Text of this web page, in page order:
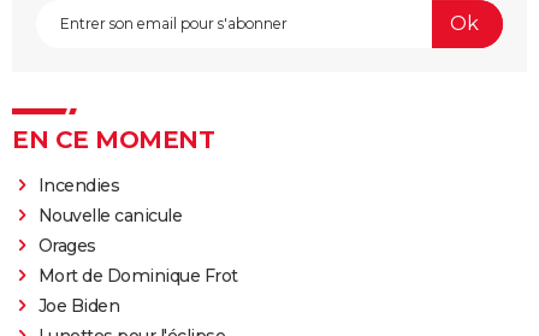
EN CE MOMENT
Incendies
Nouvelle canicule
Orages
Mort de Dominique Frot
Joe Biden